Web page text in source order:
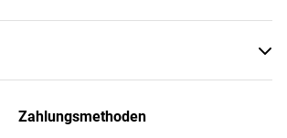
Zahlungsmethoden